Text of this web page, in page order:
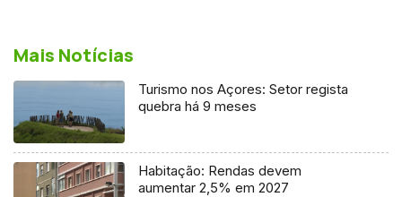
Mais Notícias
Turismo nos Açores: Setor regista
quebra há 9 meses
Habitação: Rendas devem
aumentar 2,5% em 2027